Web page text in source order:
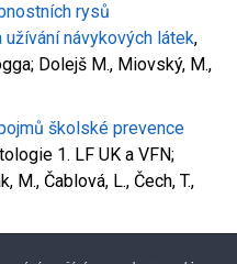
rysů
návykových látek,
Dolejš M., Miovský, M.,
školské prevence
1. LF UK a VFN;
M., Čablová, L., Čech, T.,